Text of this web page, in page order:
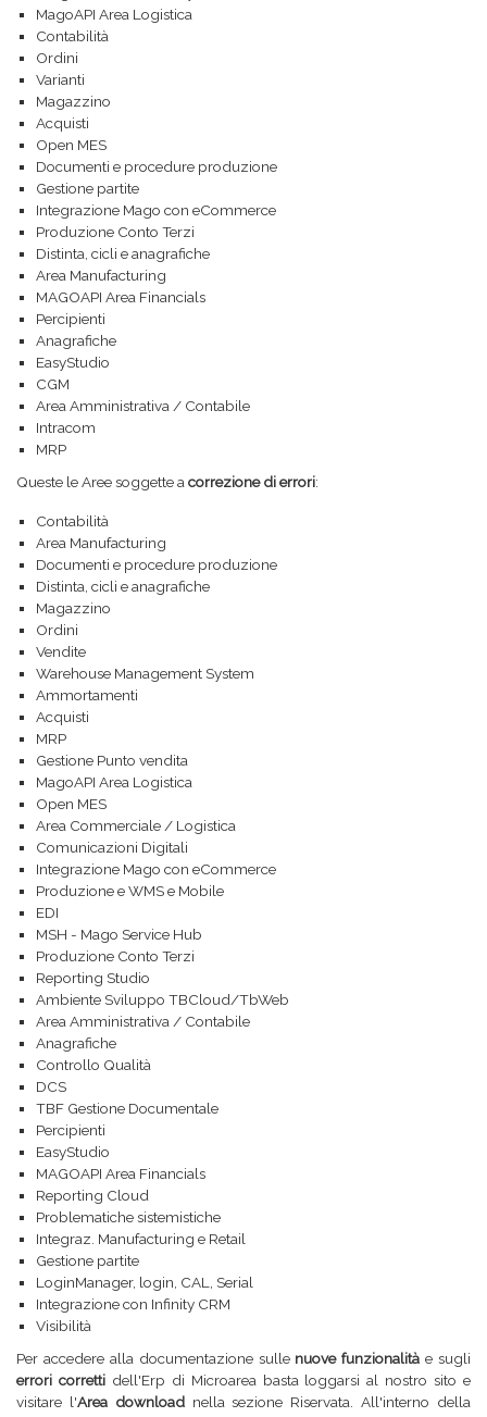
MagoAPI Area Logistica
Contabilità
Ordini
Varianti
Magazzino
Acquisti
Open MES
Documenti e procedure produzione
Gestione partite
Integrazione Mago con eCommerce
Produzione Conto Terzi
Distinta, cicli e anagrafiche
Area Manufacturing
MAGOAPI Area Financials
Percipienti
Anagrafiche
EasyStudio
CGM
Area Amministrativa / Contabile
Intracom
MRP
Queste le Aree soggette a correzione di errori:
Contabilità
Area Manufacturing
Documenti e procedure produzione
Distinta, cicli e anagrafiche
Magazzino
Ordini
Vendite
Warehouse Management System
Ammortamenti
Acquisti
MRP
Gestione Punto vendita
MagoAPI Area Logistica
Open MES
Area Commerciale / Logistica
Comunicazioni Digitali
Integrazione Mago con eCommerce
Produzione e WMS e Mobile
EDI
MSH - Mago Service Hub
Produzione Conto Terzi
Reporting Studio
Ambiente Sviluppo TBCloud/TbWeb
Area Amministrativa / Contabile
Anagrafiche
Controllo Qualità
DCS
TBF Gestione Documentale
Percipienti
EasyStudio
MAGOAPI Area Financials
Reporting Cloud
Problematiche sistemistiche
Integraz. Manufacturing e Retail
Gestione partite
LoginManager, login, CAL, Serial
Integrazione con Infinity CRM
Visibilità
Per accedere alla documentazione sulle nuove funzionalità e sugli
errori correttidell'Erp di Microarea basta loggarsi al nostro sito e
visitare l'Area downloadnella sezione Riservata. All'interno della